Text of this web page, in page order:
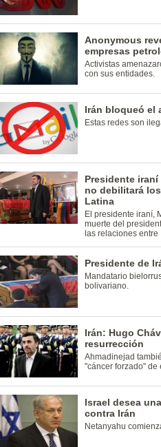
Anonymous
empresas
Activistas
con sus entidades.
Irán bloqueó el
Estas redes son
Presidente
no debilitará
Latina
El presidente iraní,
muerte del
las relaciones
Presidente de
Mandatario
bolivariano.
Irán: Hugo
resurrección
Ahmadinejad
"cáncer forzado" de
Israel desea
contra Irán
Netanyahu